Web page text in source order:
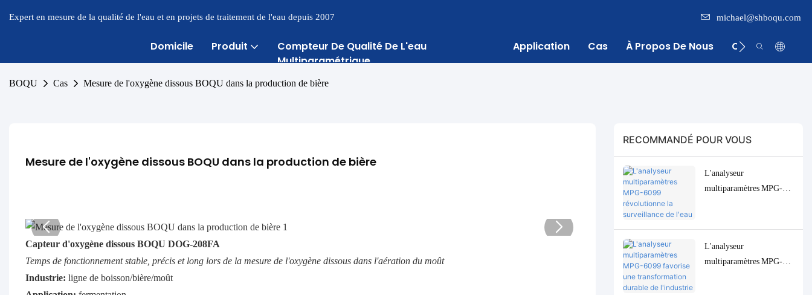
Expert en mesure de la qualité de l'eau et en projets de traitement de l'eau depuis 2007 michael@shboqu.com
Domicile Produit
Compteur De Qualité De L'eau
Multiparamétrique
Application Cas À Propos De Nous Centre
BOQU Cas Mesure de l'oxygène dissous BOQU dans la production de bière
Mesure de l'oxygène dissous BOQU dans la production de bière
Capteur d'oxygène dissous BOQU DOG-208FA
Temps de fonctionnement stable, précis et long lors de la mesure de l'oxygène dissous dans l'aération du moût
Industrie: ligne de boisson/bière/moût
RECOMMANDÉ POUR VOUS
L'analyseur
multiparamètres MPG-
l'industrie indonésienne de
l'huile de palme.
L'analyseur
multiparamètres MPG-